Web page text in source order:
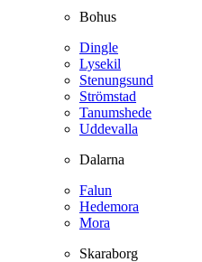
Bohus
Dingle
Lysekil
Stenungsund
Strömstad
Tanumshede
Uddevalla
Dalarna
Falun
Hedemora
Mora
Skaraborg